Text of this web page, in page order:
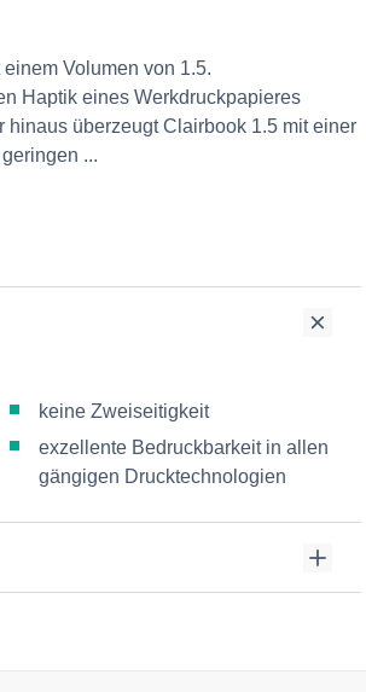
Volumen von 1.5.
Haptik eines Werkdruckpapieres
überzeugt Clairbook 1.5 mit einer
...
keine Zweiseitigkeit
exzellente Bedruckbarkeit in allen
gängigen Drucktechnologien